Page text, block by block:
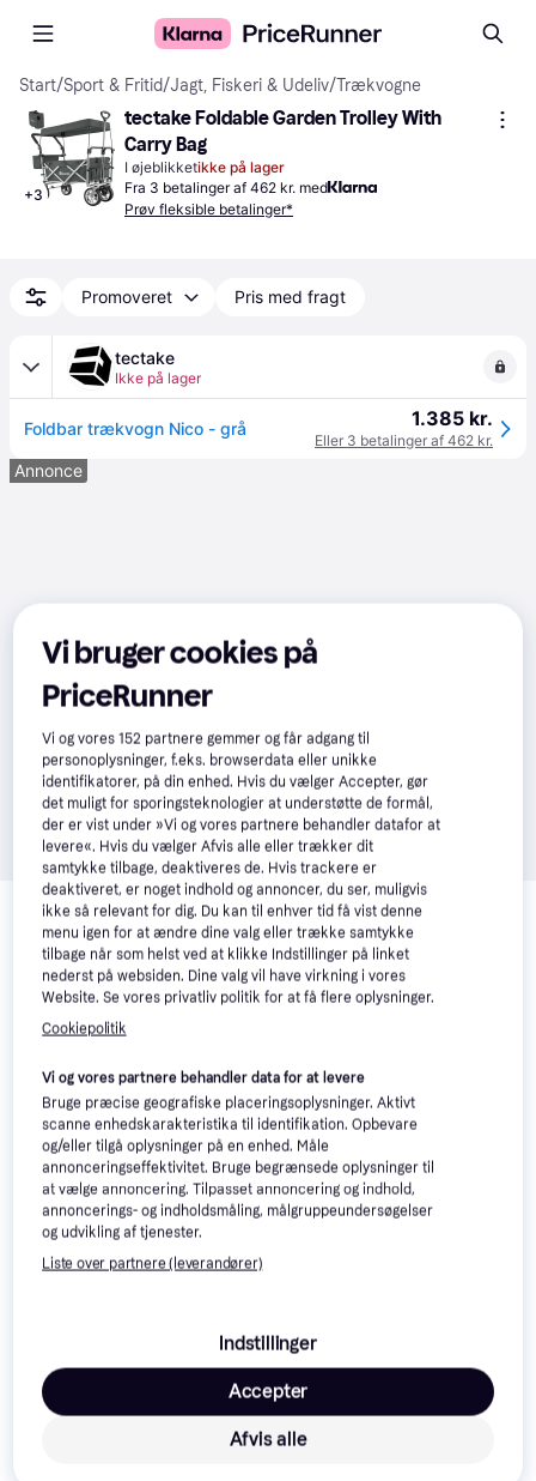
Start/Sport & Fritid/Jagt, Fiskeri & Udeliv/Trækvogne
+3
tectake Foldable Garden Trolley With
Carry Bag
I øjeblikketikke på lager
Fra 3 betalinger af 462 kr. med
Prøv fleksible betalinger*
Promoveret Pris med fragt
tectake
Ikke på lager
Foldbar trækvogn Nico - grå 1.385 kr.
Eller 3 betalinger af 462 kr.
Annonce
Relaterede produkter
Se vores forslag til andre produkter, der matcher dine
interesser. Vis alle
Fuxtec Folding Wagon
Hand Cart CT-700
Garden Cart with Roof
Læs om produktet
Laveste pris for tectake Foldable Garden Trolley With
. Det er den bedste pris lige nu hos 1
Vi bruger cookies på
PriceRunner
Vi og vores152 partnere gemmer og får adgang til
personoplysninger, f.eks. browserdata eller unikke
identifikatorer, på din enhed. Hvis du vælger Accepter, gør
det muligt for sporingsteknologier at understøtte de formål,
der er vist under »Vi og vores partnere behandler datafor at
levere«. Hvis du vælger Afvis alle eller trækker dit
samtykke tilbage, deaktiveres de. Hvis trackere er
deaktiveret, er noget indhold og annoncer, du ser, muligvis
ikke så relevant for dig. Du kan til enhver tid få vist denne
menu igen for at ændre dine valg eller trække samtykke
tilbage når som helst ved at klikke Indstillinger på linket
nederst på websiden. Dine valg vil have virkning i vores
Website. Se vores privatliv politik for at få flere oplysninger.
Cookiepolitik
Vi og vores partnere behandler data for at levere
Bruge præcise geografiske placeringsoplysninger. Aktivt
scanne enhedskarakteristika til identifikation. Opbevare
og/eller tilgå oplysninger på en enhed. Måle
annonceringseffektivitet. Bruge begrænsede oplysninger til
at vælge annoncering. Tilpasset annoncering og indhold,
annoncerings- og indholdsmåling, målgruppeundersøgelser
og udvikling af tjenester.
Liste over partnere (leverandører)
Indstillinger
Afvis alle
Accepter